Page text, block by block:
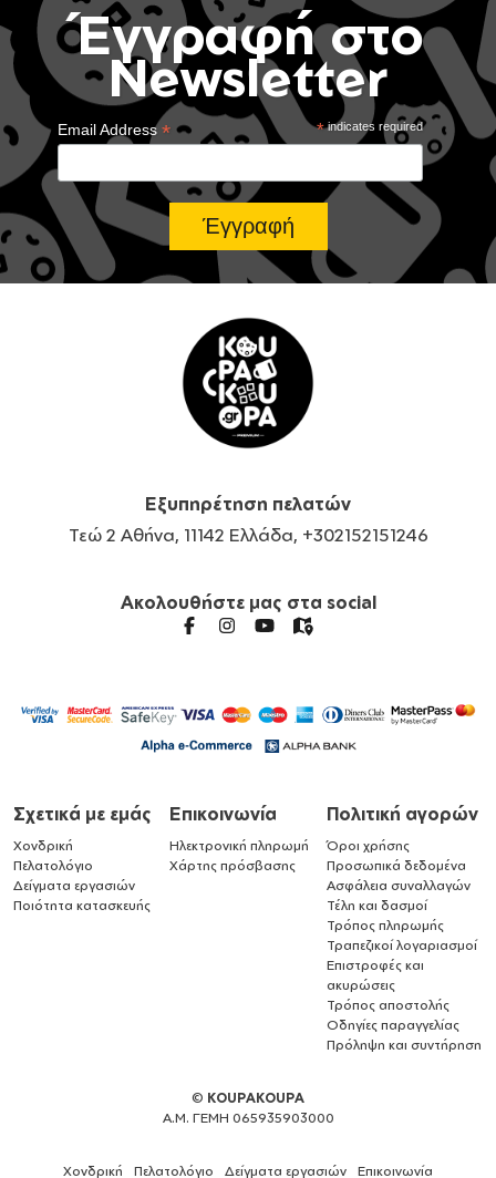
Έγγραφή στο
Newsletter
*indicates required
Email Address*
Εξυπηρέτηση πελατών
Τεώ 2 Αθήνα, 11142 Ελλάδα, +302152151246
Ακολουθήστε μας στα social
Σχετικά με εμάς
Χονδρική
Πελατολόγιο
Δείγματα εργασιών
Ποιότητα κατασκευής
Επικοινωνία
Ηλεκτρονική πληρωμή
Χάρτης πρόσβασης
Πολιτική αγορών
Όροι χρήσης
Προσωπικά δεδομένα
Ασφάλεια συναλλαγών
Τέλη και δασμοί
Τρόπος πληρωμής
Τραπεζικοί λογαριασμοί
Επιστροφές και
ακυρώσεις
Τρόπος αποστολής
Οδηγίες παραγγελίας
Πρόληψη και συντήρηση
© KOUPAKOUPA
Α.Μ. ΓΕΜΗ 065935903000
Χονδρική Πελατολόγιο Δείγματα εργασιών Επικοινωνία